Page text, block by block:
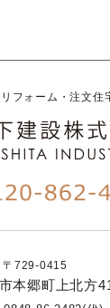
フォーム・注文住
〒729-0415
本郷町上北方